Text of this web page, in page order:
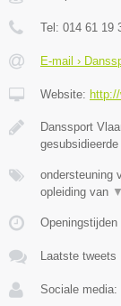
Tel: 014 61 19
E-mail ›
Website:
Danssport
gesubsidieerde
ondersteuning
opleiding van ▼
Openingstijden
Laatste tweets
Sociale media: